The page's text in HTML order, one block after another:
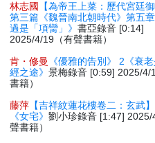
林志國
【為帝王上菜：歷代宮廷御
第三篇《魏晉南北朝時代》第五
過是「項臠」》書亞錄音 [0:14]
2025/4/19（有聲書籍）
肯・修曼
《優雅的告別》 2《衰
經之途》景梅錄音 [0:59] 2025/4/
書籍）
藤萍 【吉祥紋蓮花樓卷二：玄武
《女宅》劉小珍錄音 [1:47] 2025/
聲書籍）